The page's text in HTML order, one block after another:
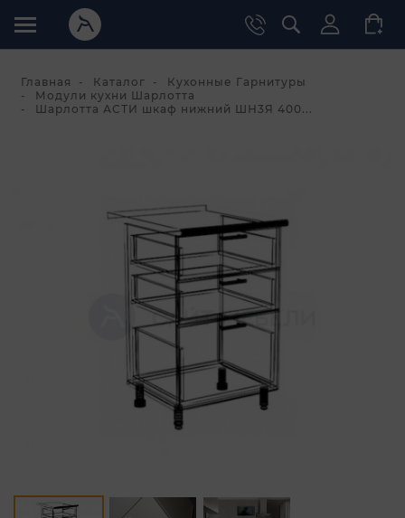
Главная Каталог
Кухонные Гарнитуры
Модули кухни Шарлотта
Шарлотта АСТИ шкаф нижний ШН3Я 400...